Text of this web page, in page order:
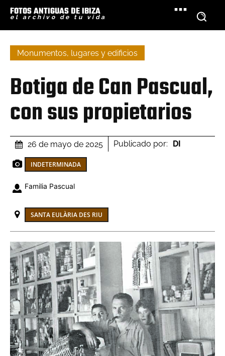
FOTOS ANTIGUAS DE IBIZA
el archivo de tu vida
Monumentos, lugares y edificios
Botiga de Can Pascual,
con sus propietarios
26 de mayo de 2025 Publicado por: DI
INDETERMINADA
Familia Pascual
SANTA EULÀRIA DES RIU